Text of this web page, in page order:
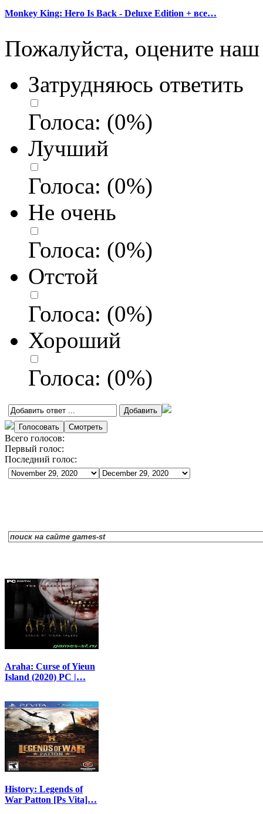
Monkey King: Hero Is Back - Deluxe Edition + все…
Пожалуйста, оцените наш
Затрудняюсь ответить
Голоса: (0%)
Лучший
Голоса: (0%)
Не очень
Голоса: (0%)
Отстой
Голоса: (0%)
Хороший
Голоса: (0%)
Всего голосов:
Первый голос:
Последний голос:
Araha: Curse of Yieun
Island (2020) PC |…
History: Legends of
War Patton [Ps Vita]…